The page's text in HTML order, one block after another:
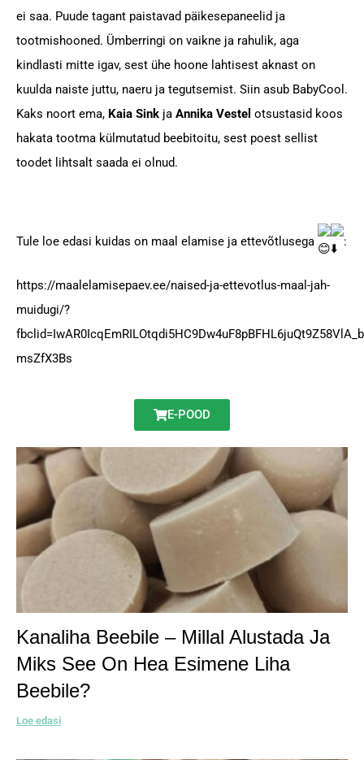
ei saa. Puude tagant paistavad päikesepaneelid ja
tootmishooned. Ümberringi on vaikne ja rahulik, aga
kindlasti mitte igav, sest ühe hoone lahtisest aknast on
kuulda naiste juttu, naeru ja tegutsemist. Siin asub BabyCool.
Kaks noort ema, Kaia Sink ja Annika Vestel otsustasid koos
hakata tootma külmutatud beebitoitu, sest poest sellist
toodet lihtsalt saada ei olnud.
Tule loe edasi kuidas on maal elamise ja ettevõtlusega :
https://maalelamisepaev.ee/naised-ja-ettevotlus-maal-jah-
muidugi/?
msZfX3Bs
E-POOD
Kanaliha Beebile – Millal Alustada Ja
Miks See On Hea Esimene Liha
Beebile?
Loe edasi